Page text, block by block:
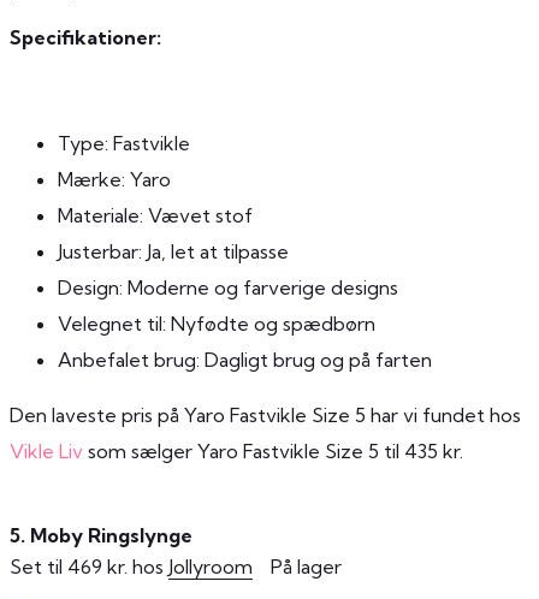
Specifikationer:
Type: Fastvikle
Mærke: Yaro
Materiale: Vævet stof
Justerbar: Ja, let at tilpasse
Design: Moderne og farverige designs
Velegnet til: Nyfødte og spædbørn
Anbefalet brug: Dagligt brug og på farten
Den laveste pris på Yaro Fastvikle Size 5 har vi fundet hos
Vikle Liv som sælger Yaro Fastvikle Size 5 til 435 kr.
5. Moby Ringslynge
Set til 469 kr. hos Jollyroom På lager